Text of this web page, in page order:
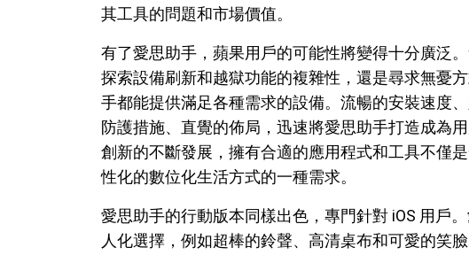
其工具的問題和市場價值。
有了愛思助手，蘋果用戶的可能性將變得十分廣泛
探索設備刷新和越獄功能的複雜性，還是尋求無憂
手都能提供滿足各種需求的設備。流暢的安裝速度
防護措施、直覺的佈局，迅速將愛思助手打造成為
創新的不斷發展，擁有合適的應用程式和工具不僅
性化的數位化生活方式的一種需求。
愛思助手的行動版本同樣出色，專門針對 iOS 用戶
人化選擇，例如超棒的鈴聲、高清桌布和可愛的笑